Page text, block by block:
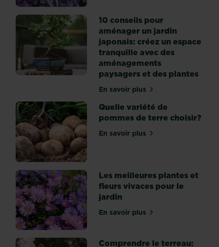
10 conseils pour
aménager un jardin
japonais: créez un espace
tranquille avec des
aménagements
paysagers et des plantes
En savoir plussur 10 conseils pour
Quelle variété de
pommes de terre choisir?
En savoir plussur Quelle variété de
Les meilleures plantes et
fleurs vivaces pour le
jardin
En savoir plussur Les meilleures
Comprendre le terreau: